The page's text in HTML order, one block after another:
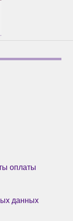
оплаты
данных